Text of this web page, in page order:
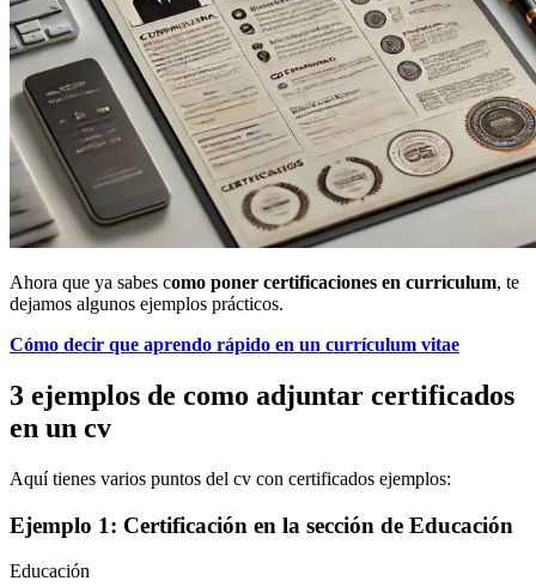
Ahora que ya sabes como poner certificaciones en curriculum, te
dejamos algunos ejemplos prácticos.
Cómo decir que aprendo rápido en un currículum vitae
3 ejemplos de como adjuntar certificados
en un cv
Aquí tienes varios puntos del cv con certificados ejemplos:
Ejemplo 1: Certificación en la sección de Educación
Educación